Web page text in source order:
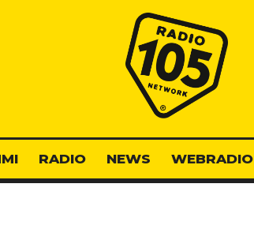
Radio 105
RADIO NEWS WEBRADIO